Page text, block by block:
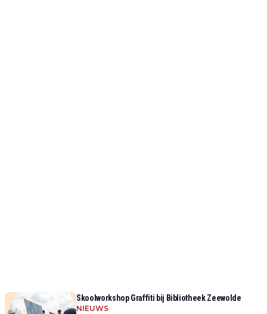
Skoolworkshop Graffiti bij Bibliotheek Zeewolde
NIEUWS